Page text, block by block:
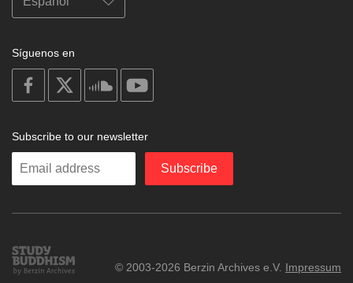
Síguenos en
on
facebook
soundcloud
Subscribe to our newsletter
Enter
Subscribe
Study
Buddhism
© 2003-2026 Berzin Archives e.V. Impressum